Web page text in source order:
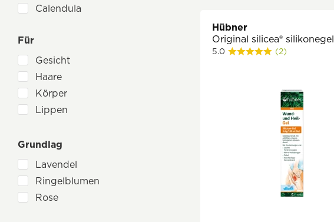
Mylily
Sea Line
Calendula
Fenchel
Hamamelis
Heilerde
Hyaluron
Jojoba
Kieselsäure
Für
Gesicht
Haare
Körper
Lippen
Grundlag
Lavendel
Ringelblumen
Rose
Hübner
Original silicea® silikonegel
5.0 (2)